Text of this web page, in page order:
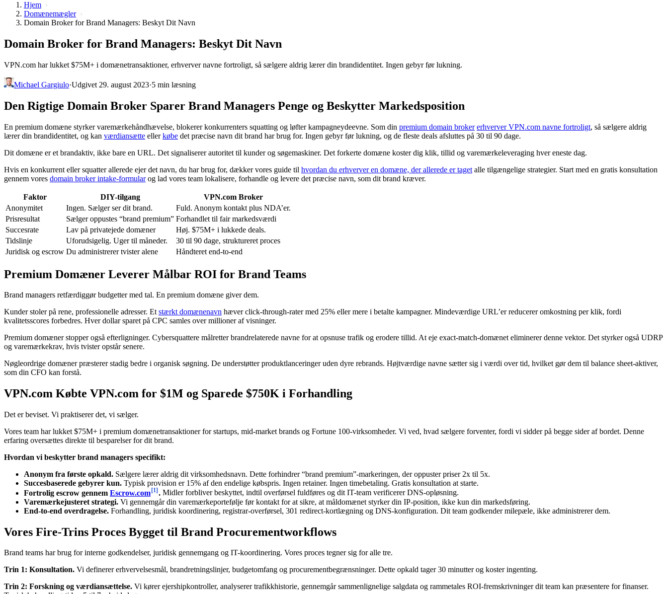
Hjem
Domænemægler
Domain Broker for Brand Managers: Beskyt Dit Navn
Domain Broker for Brand Managers: Beskyt Dit Navn
VPN.com har lukket $75M+ i domænetransaktioner, erhverver navne fortroligt, så sælgere aldrig lærer din brandidentitet. Ingen gebyr før lukning.
Michael Gargiulo·Udgivet 29. august 2023·5 min læsning
Den Rigtige Domain Broker Sparer Brand Managers Penge og Beskytter Markedsposition
En premium domæne styrker varemærkehåndhævelse, blokerer konkurrenters squatting og løfter kampagneydeevne. Som din premium domain broker erhverver VPN.com navne fortroligt, så sælgere aldrig
lærer din brandidentitet, og kan værdiansætte ellerkøbe det præcise navn dit brand har brug for. Ingen gebyr før lukning, og de fleste deals afsluttes på 30 til 90 dage.
Dit domæne er et brandaktiv, ikke bare en URL. Det signaliserer autoritet til kunder og søgemaskiner. Det forkerte domæne koster dig klik, tillid og varemærkeleveraging hver eneste dag.
Hvis en konkurrent eller squatter allerede ejer det navn, du har brug for, dækker vores guide til hvordan du erhverver en domæne, der allerede er taget alle tilgængelige strategier. Start med en gratis konsultation
gennem vores domain broker intake-formularog lad vores team lokalisere, forhandle og levere det præcise navn, som dit brand kræver.
Faktor DIY-tilgang
VPN.com Broker
Anonymitet
Ingen. Sælger ser dit brand.
Fuld. Anonym kontakt plus NDA’er.
Prisresultat
Sælger oppustes “brand premium” Forhandlet til fair markedsværdi
Succesrate
Lav på privatejede domæner
Høj. $75M+ i lukkede deals.
Tidslinje
Uforudsigelig. Uger til måneder.
30 til 90 dage, struktureret proces
Juridisk og escrow Du administrerer tvister alene Håndteret end-to-end
Premium Domæner Leverer Målbar ROI for Brand Teams
Brand managers retfærdiggør budgetter med tal. En premium domæne giver dem.
Kunder stoler på rene, professionelle adresser. Etstærkt domænenavn hæver click-through-rater med 25% eller mere i betalte kampagner. Mindeværdige URL’er reducerer omkostning per klik, fordi
kvalitetsscores forbedres. Hver dollar sparet på CPC samles over millioner af visninger.
Premium domæner stopper også efterligninger. Cybersquattere målretter brandrelaterede navne for at opsnuse trafik og erodere tillid. At eje exact-match-domænet eliminerer denne vektor. Det styrker også UDRP
og varemærkekrav, hvis tvister opstår senere.
Nøgleordrige domæner præsterer stadig bedre i organisk søgning. De understøtter produktlanceringer uden dyre rebrands. Højtværdige navne sætter sig i værdi over tid, hvilket gør dem til balance sheet-aktiver,
som din CFO kan forstå.
VPN.com Købte VPN.com for $1M og Sparede $750K i Forhandling
Det er beviset. Vi praktiserer det, vi sælger.
Vores team har lukket $75M+ i premium domænetransaktioner for startups, mid-market brands og Fortune 100-virksomheder. Vi ved, hvad sælgere forventer, fordi vi sidder på begge sider af bordet. Denne
erfaring oversættes direkte til besparelser for dit brand.
Hvordan vi beskytter brand managers specifikt:
Anonym fra første opkald. Sælgere lærer aldrig dit virksomhedsnavn. Dette forhindrer “brand premium”-markeringen, der oppuster priser 2x til 5x.
Succesbaserede gebyrer kun. Typisk provision er 15% af den endelige købspris. Ingen retainer. Ingen timebetaling. Gratis konsultation at starte.
Fortrolig escrow gennem Escrow.com [1] . Midler forbliver beskyttet, indtil overførsel fuldføres og dit IT-team verificerer DNS-opløsning.
Varemærkejusteret strategi. Vi gennemgår din varemærkeportefølje før kontakt for at sikre, at måldomænet styrker din IP-position, ikke kun din markedsføring.
End-to-end overdragelse. Forhandling, juridisk koordinering, registrar-overførsel, 301 redirect-kortlægning og DNS-konfiguration. Dit team godkender milepæle, ikke administrerer dem.
Vores Fire-Trins Proces Bygget til Brand Procurementworkflows
Brand teams har brug for interne godkendelser, juridisk gennemgang og IT-koordinering. Vores proces tegner sig for alle tre.
Trin 1: Konsultation. Vi definerer erhvervelsesmål, brandretningslinjer, budgetomfang og procurementbegrænsninger. Dette opkald tager 30 minutter og koster ingenting.
Trin 2: Forskning og værdiansættelse. Vi kører ejershipkontroller, analyserer trafikkhistorie, gennemgår sammenlignelige salgdata og rammetales ROI-fremskrivninger dit team kan præsentere for finanser.